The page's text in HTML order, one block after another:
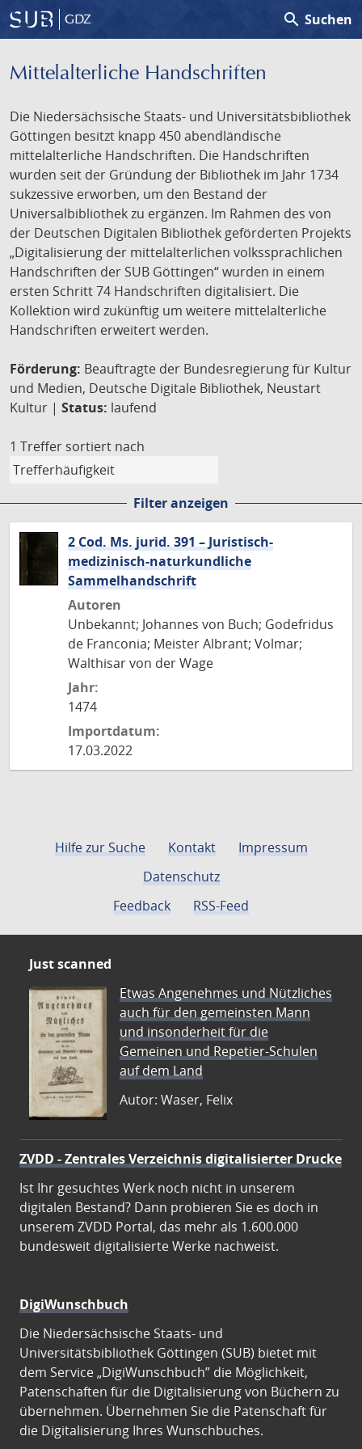
GDZ search Suchen
Mittelalterliche Handschriften
Die Niedersächsische Staats- und Universitätsbibliothek
Göttingen besitzt knapp 450 abendländische
mittelalterliche Handschriften. Die Handschriften
wurden seit der Gründung der Bibliothek im Jahr 1734
sukzessive erworben, um den Bestand der
Universalbibliothek zu ergänzen. Im Rahmen des von
der Deutschen Digitalen Bibliothek geförderten Projekts
„Digitalisierung der mittelalterlichen volkssprachlichen
Handschriften der SUB Göttingen“ wurden in einem
ersten Schritt 74 Handschriften digitalisiert. Die
Kollektion wird zukünftig um weitere mittelalterliche
Handschriften erweitert werden.
Förderung: Beauftragte der Bundesregierung für Kultur
und Medien, Deutsche Digitale Bibliothek, Neustart
Kultur | Status: laufend
1 Treffer sortiert nach
Filter anzeigen
2 Cod. Ms. jurid. 391 – Juristisch-
medizinisch-naturkundliche
Sammelhandschrift
Autoren
Unbekannt; Johannes von Buch; Godefridus
de Franconia; Meister Albrant; Volmar;
Walthisar von der Wage
Jahr:
1474
Importdatum:
17.03.2022
Hilfe zur Suche Kontakt
Impressum
Datenschutz
Feedback
RSS-Feed
Just scanned
Etwas Angenehmes und Nützliches
auch für den gemeinsten Mann
und insonderheit für die
Gemeinen und Repetier-Schulen
auf dem Land
Autor: Waser, Felix
ZVDD - Zentrales Verzeichnis digitalisierter Drucke
Ist Ihr gesuchtes Werk noch nicht in unserem
digitalen Bestand? Dann probieren Sie es doch in
unserem ZVDD Portal, das mehr als 1.600.000
bundesweit digitalisierte Werke nachweist.
DigiWunschbuch
Die Niedersächsische Staats- und
Universitätsbibliothek Göttingen (SUB) bietet mit
dem Service „DigiWunschbuch” die Möglichkeit,
Patenschaften für die Digitalisierung von Büchern zu
übernehmen. Übernehmen Sie die Patenschaft für
die Digitalisierung Ihres Wunschbuches.